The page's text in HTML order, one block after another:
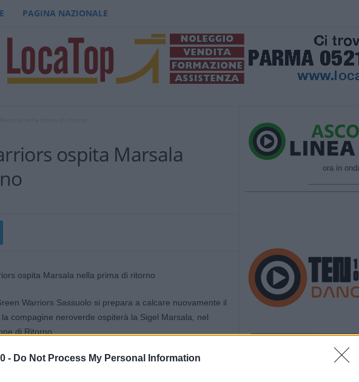
- Do Not Process My Personal Information
PAGINA NAZIONALE
ospita Marsala
Warriors Sassuolo si prepara a calcare nuovamente il
compagine neroverde ospiterà la Sigel Marsala, nel
di Ritorno.
ha potuto approfittare del weekend di risposo tra la fine
scesa in campo per gli Ottavi di Coppa Italia contro
ora in